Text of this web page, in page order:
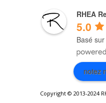
RHEA
5.0
Basé
notez
Copyright © 2013-2024